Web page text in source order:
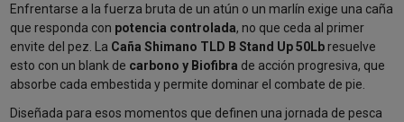
Enfrentarse a la fuerza bruta de un atún o un marlín exige una caña
que responda con potencia controlada, no que ceda al primer
envite del pez. La Caña Shimano TLD B Stand Up 50Lbresuelve
esto con un blank de carbono y Biofibra de acción progresiva, que
absorbe cada embestida y permite dominar el combate de pie.
Diseñada para esos momentos que definen una jornada de pesca